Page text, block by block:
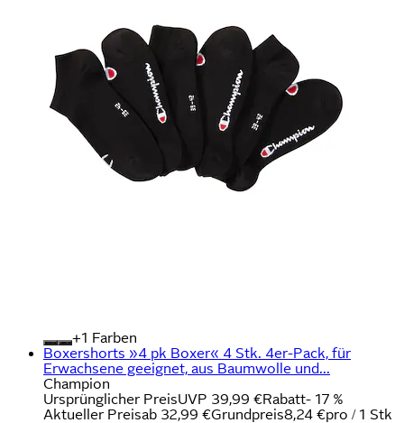
+
Farben
Boxershorts »4 pk Boxer« 4 Stk. 4er-Pack, für
Erwachsene geeignet, aus Baumwolle und...
Champion
Ursprünglicher PreisUVP 39,99 €Rabatt- 17 %
Aktueller Preisab 32,99 €Grundpreis8,24 €pro / 1 Stk